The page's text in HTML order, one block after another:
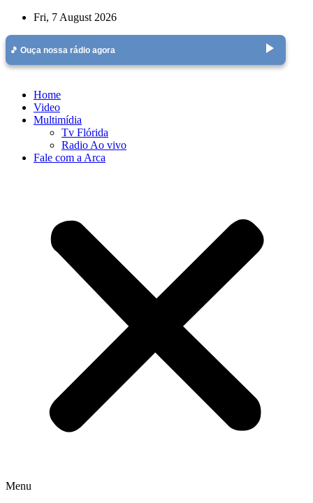
Skip
content
Fri, 7 August 2026
🎵 Ouça nossa rádio agora play_arrow
Home
Video
Multimídia
Tv Flórida
Radio Ao vivo
Fale com a Arca
Menu